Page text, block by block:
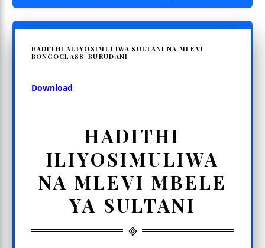
HADITHI ALIYOSIMULIWA SULTANI NA MLEVI
BONGOCLASS-BURUDANI
Download
HADITHI
ILIYOSIMULIWA
NA MLEVI MBELE
YA SULTANI